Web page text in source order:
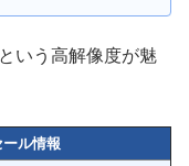
いう高解像度が魅
ル情報